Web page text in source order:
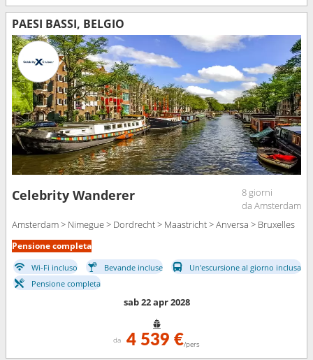
PAESI BASSI, BELGIO
Celebrity Wanderer
8 giorni
da Amsterdam
Amsterdam > Nimegue > Dordrecht > Maastricht > Anversa > Bruxelles
Pensione completa
Wi-Fi incluso Bevande incluse
Un'escursione al giorno inclusa
Pensione completa
sab 22 apr 2028
da 4 539 €/pers